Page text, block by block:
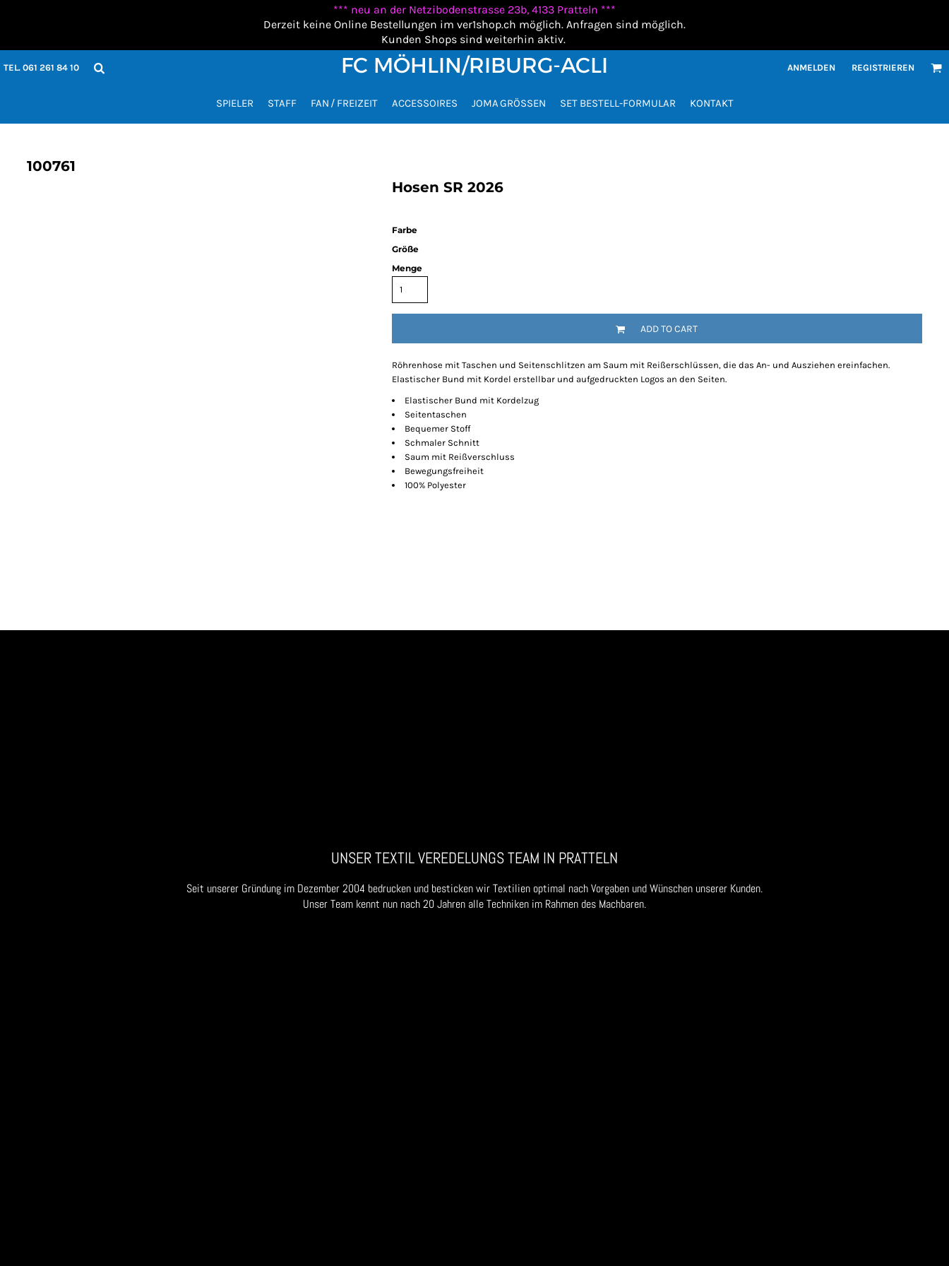
*** neu an der Netzibodenstrasse 23b, 4133 Pratteln ***
Derzeit keine Online Bestellungen im ver1shop.ch möglich. Anfragen sind möglich.
Kunden Shops sind weiterhin aktiv.
TEL. 061 261 84 10 FC MÖHLIN/RIBURG-ACLI ANMELDEN REGISTRIEREN
SPIELER STAFF FAN / FREIZEIT ACCESSOIRES JOMA GRÖSSEN SET BESTELL-FORMULAR KONTAKT
100761
Hosen SR 2026
Farbe
Größe
Menge
ADD TO CART
Röhrenhose mit Taschen und Seitenschlitzen am Saum mit Reißerschlüssen, die das An- und Ausziehen ereinfachen.
Elastischer Bund mit Kordel erstellbar und aufgedruckten Logos an den Seiten.
Elastischer Bund mit Kordelzug
Seitentaschen
Bequemer Stoff
Schmaler Schnitt
Saum mit Reißverschluss
Bewegungsfreiheit
100% Polyester
UNSER TEXTIL VEREDELUNGS TEAM IN PRATTELN
Seit unserer Gründung im Dezember 2004 bedrucken und besticken wir Textilien optimal nach Vorgaben und Wünschen unserer Kunden.
Unser Team kennt nun nach 20 Jahren alle Techniken im Rahmen des Machbaren.
JOMA GRÖSSEN